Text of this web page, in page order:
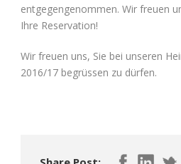
entgegengenommen. Wir freuen
Ihre Reservation!
Wir freuen uns, Sie bei unseren
2016/17 begrüssen zu dürfen.